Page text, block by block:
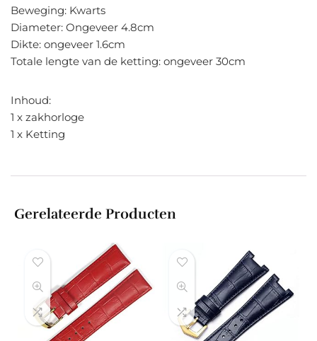
Beweging: Kwarts
Diameter: Ongeveer 4.8cm
Dikte: ongeveer 1.6cm
Totale lengte van de ketting: ongeveer 30cm
Inhoud:
1 x zakhorloge
1 x Ketting
Gerelateerde Producten